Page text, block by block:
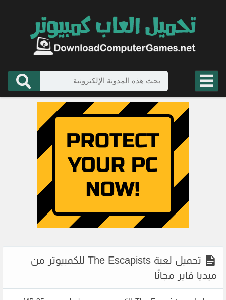
تحميل لعبة The Escapists للكمبيوتر من
ميديا فاير مجانًا